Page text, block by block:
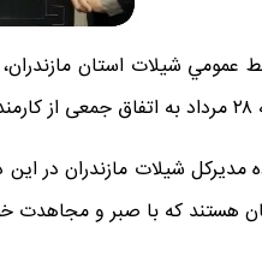
عمومي شیلات استان
مدیرکل شیلات مازندران در
هستند که با صبر و مجاهدت